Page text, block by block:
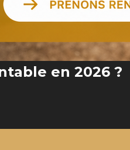
en 2026 ?